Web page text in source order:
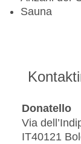
Sauna
Donatello
Via
IT40121